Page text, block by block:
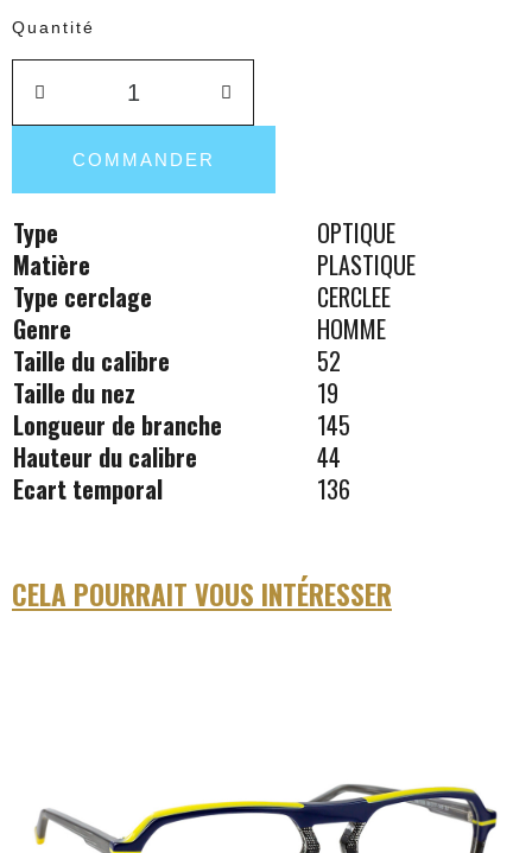
Quantité
COMMANDER
Type
OPTIQUE
Matière
PLASTIQUE
Type cerclage
CERCLEE
Genre
HOMME
Taille du calibre
52
Taille du nez
19
Longueur de branche
145
Hauteur du calibre
44
Ecart temporal
136
CELA POURRAIT VOUS INTÉRESSER